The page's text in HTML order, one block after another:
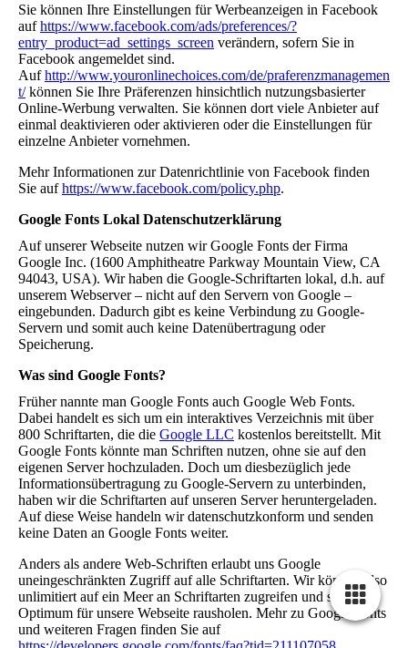
Sie können Ihre Einstellungen für Werbeanzeigen in Facebook
aufhttps://www.facebook.com/ads/preferences/?
entry_product=ad_settings_screen verändern, sofern Sie in
Facebook angemeldet sind.
Aufhttp://www.youronlinechoices.com/de/praferenzmanagemen
t/können Sie Ihre Präferenzen hinsichtlich nutzungsbasierter
Online-Werbung verwalten. Sie können dort viele Anbieter auf
einmal deaktivieren oder aktivieren oder die Einstellungen für
einzelne Anbieter vornehmen.
Mehr Informationen zur Datenrichtlinie von Facebook finden
Sie aufhttps://www.facebook.com/policy.php.
Google Fonts Lokal Datenschutzerklärung
Auf unserer Webseite nutzen wir Google Fonts der Firma
Google Inc. (1600 Amphitheatre Parkway Mountain View, CA
94043, USA). Wir haben die Google-Schriftarten lokal, d.h. auf
unserem Webserver – nicht auf den Servern von Google –
eingebunden. Dadurch gibt es keine Verbindung zu Google-
Servern und somit auch keine Datenübertragung oder
Speicherung.
Was sind Google Fonts?
Früher nannte man Google Fonts auch Google Web Fonts.
Dabei handelt es sich um ein interaktives Verzeichnis mit über
800 Schriftarten, die die Google LLC kostenlos bereitstellt. Mit
Google Fonts könnte man Schriften nutzen, ohne sie auf den
eigenen Server hochzuladen. Doch um diesbezüglich jede
Informationsübertragung zu Google-Servern zu unterbinden,
haben wir die Schriftarten auf unseren Server heruntergeladen.
Auf diese Weise handeln wir datenschutzkonform und senden
keine Daten an Google Fonts weiter.
Anders als andere Web-Schriften erlaubt uns Google
uneingeschränkten Zugriff auf alle Schriftarten. Wir können also
unlimitiert auf ein Meer an Schriftarten zugreifen und so das
Optimum für unsere Webseite rausholen. Mehr zu Google Fonts
und weiteren Fragen finden Sie auf